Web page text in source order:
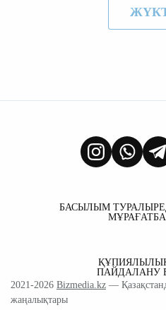
БАСЫЛЫМ ТУРАЛЫ
МҰРАҒАТ
ПАЙДАЛАНУ
2021-2026 Bizmedia.kz —
жаңалықтары